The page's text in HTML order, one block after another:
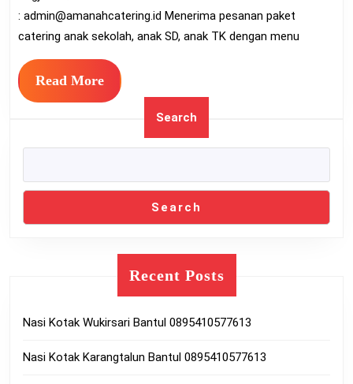
0895410577613
: admin@amanahcatering.id Menerima pesanan paket
catering anak sekolah, anak SD, anak TK dengan menu
Read MoreRead
More
Search
Search
Recent Posts
Nasi Kotak Wukirsari Bantul 0895410577613
Nasi Kotak Karangtalun Bantul 0895410577613